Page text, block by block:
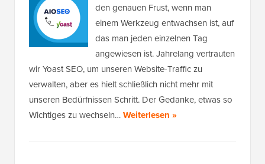
den genauen Frust, wenn man
einem Werkzeug entwachsen ist, auf
das man jeden einzelnen Tag
angewiesen ist. Jahrelang vertrauten
wir Yoast SEO, um unseren Website-Traffic zu
verwalten, aber es hielt schließlich nicht mehr mit
unseren Bedürfnissen Schritt. Der Gedanke, etwas so
Wichtiges zu wechseln…Weiterlesen »